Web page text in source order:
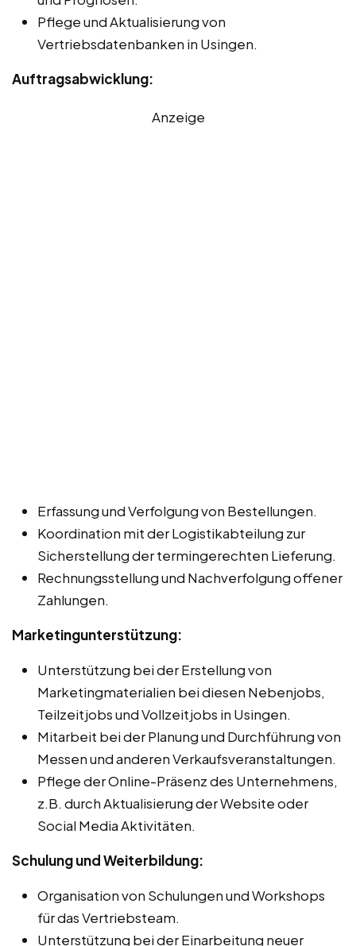
Pflege und Aktualisierung von
Vertriebsdatenbanken in Usingen.
Auftragsabwicklung:
Anzeige
Erfassung und Verfolgung von Bestellungen.
Koordination mit der Logistikabteilung zur
Sicherstellung der termingerechten Lieferung.
Rechnungsstellung und Nachverfolgung offener
Zahlungen.
Marketingunterstützung:
Unterstützung bei der Erstellung von
Marketingmaterialien bei diesen Nebenjobs,
Teilzeitjobs und Vollzeitjobs in Usingen.
Mitarbeit bei der Planung und Durchführung von
Messen und anderen Verkaufsveranstaltungen.
Pflege der Online-Präsenz des Unternehmens,
z.B. durch Aktualisierung der Website oder
Social Media Aktivitäten.
Schulung und Weiterbildung:
Organisation von Schulungen und Workshops
für das Vertriebsteam.
Unterstützung bei der Einarbeitung neuer